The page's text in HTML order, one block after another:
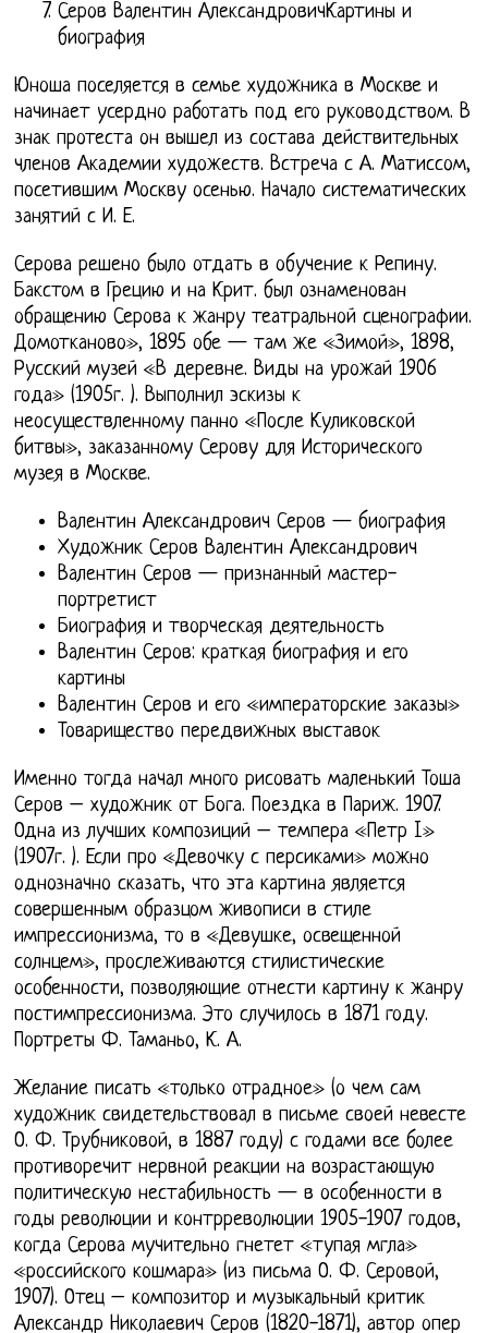
Серов Валентин АлександровичКартины и
биография
Юноша поселяется в семье художника в Москве и
начинает усердно работать под его руководством. В
знак протеста он вышел из состава действительных
членов Академии художеств. Встреча с А. Матиссом,
посетившим Москву осенью. Начало систематических
занятий с И. Е.
Серова решено было отдать в обучение к Репину.
Бакстом в Грецию и на Крит. был ознаменован
обращению Серова к жанру театральной сценографии.
Домотканово», 1895 обе — там же «Зимой», 1898,
Русский музей «В деревне. Виды на урожай 1906
года» (1905г. ). Выполнил эскизы к
неосуществленному панно «После Куликовской
битвы», заказанному Серову для Исторического
музея в Москве.
Валентин Александрович Серов — биография
Художник Серов Валентин Александрович
Валентин Серов — признанный мастер-
портретист
Биография и творческая деятельность
Валентин Серов: краткая биография и его
картины
Валентин Серов и его «императорские заказы»
Товарищество передвижных выставок
Именно тогда начал много рисовать маленький Тоша
Серов – художник от Бога. Поездка в Париж. 1907.
Одна из лучших композиций – темпера «Петр I»
(1907г. ). Если про «Девочку с персиками» можно
однозначно сказать, что эта картина является
совершенным образцом живописи в стиле
импрессионизма, то в «Девушке, освещенной
солнцем», прослеживаются стилистические
особенности, позволяющие отнести картину к жанру
постимпрессионизма. Это случилось в 1871 году.
Портреты Ф. Таманьо, К. А.
Желание писать «только отрадное» (о чем сам
художник свидетельствовал в письме своей невесте
О. Ф. Трубниковой, в 1887 году) с годами все более
противоречит нервной реакции на возрастающую
политическую нестабильность — в особенности в
годы революции и контрреволюции 1905-1907 годов,
когда Серова мучительно гнетет «тупая мгла»
«российского кошмара» (из письма О. Ф. Серовой,
1907). Отец – композитор и музыкальный критик
Александр Николаевич Серов (1820-1871), автор опер